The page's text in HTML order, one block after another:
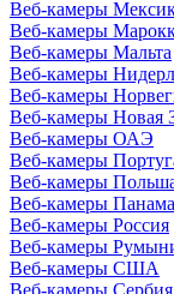
Веб-камеры
Веб-камеры
Веб-камеры Мальта
Веб-камеры
Веб-камеры
Веб-камеры Новая
Веб-камеры ОАЭ
Веб-камеры
Веб-камеры
Веб-камеры Панама
Веб-камеры Россия
Веб-камеры
Веб-камеры США